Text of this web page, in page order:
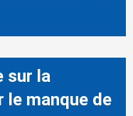
sur la
le manque de